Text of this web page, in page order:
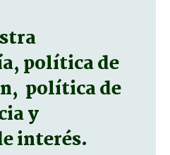
política de
política de
y
interés.